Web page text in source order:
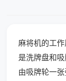
麻将机的工
是洗牌盘和
由吸牌轮一